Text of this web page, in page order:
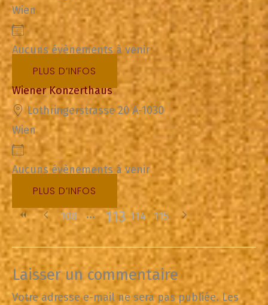
Wien
Aucuns évènements à venir
PLUS D’INFOS
Wiener Konzerthaus
Lothringerstrasse 20 A-1030
Wien
Aucuns évènements à venir
PLUS D’INFOS
108 113 114 115
Laisser un commentaire
Votre adresse e-mail ne sera pas publiée. Les